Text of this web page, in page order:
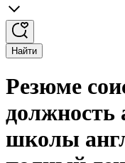
Найти
Резюме
должность
школы